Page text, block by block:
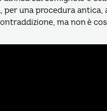
una procedura antica,
ma non è